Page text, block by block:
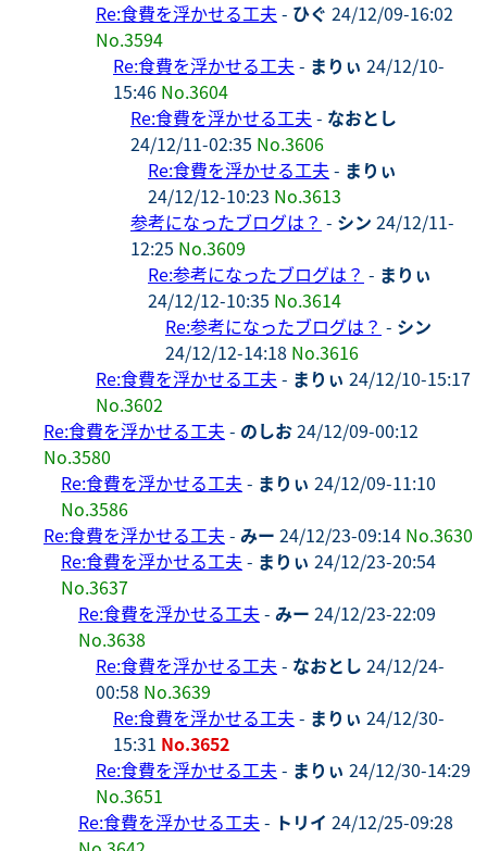
Re:食費を浮かせる工夫 - ひぐ 24/12/09-16:02
No.3594
Re:食費を浮かせる工夫 - まりぃ 24/12/10-
15:46 No.3604
Re:食費を浮かせる工夫 - なおとし
24/12/11-02:35 No.3606
Re:食費を浮かせる工夫 - まりぃ
24/12/12-10:23 No.3613
参考になったブログは？ - シン 24/12/11-
12:25 No.3609
Re:参考になったブログは？ - まりぃ
24/12/12-10:35 No.3614
Re:参考になったブログは？ - シン
24/12/12-14:18 No.3616
Re:食費を浮かせる工夫 - まりぃ 24/12/10-15:17
No.3602
Re:食費を浮かせる工夫 - のしお24/12/09-00:12
No.3580
Re:食費を浮かせる工夫 - まりぃ 24/12/09-11:10
No.3586
Re:食費を浮かせる工夫 - みー 24/12/23-09:14 No.3630
Re:食費を浮かせる工夫 - まりぃ 24/12/23-20:54
No.3637
Re:食費を浮かせる工夫 - みー 24/12/23-22:09
No.3638
Re:食費を浮かせる工夫 - なおとし 24/12/24-
00:58 No.3639
Re:食費を浮かせる工夫 - まりぃ 24/12/30-
15:31 No.3652
Re:食費を浮かせる工夫 - まりぃ 24/12/30-14:29
No.3651
Re:食費を浮かせる工夫 - トリイ 24/12/25-09:28